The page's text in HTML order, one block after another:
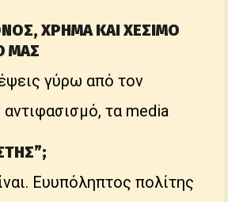
ΧΡΗΜΑ ΚΑΙ ΧΕΣΙΜΟ
ΜΑΣ
γύρω από τον
τα media
Ευυπόληπτος πολίτης